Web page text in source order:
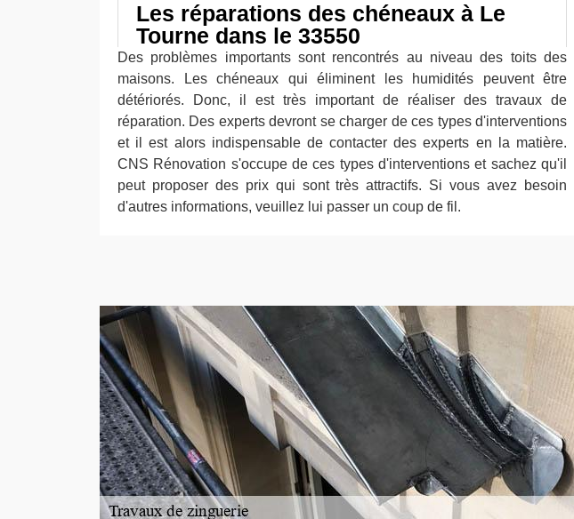
Les réparations des chéneaux à Le
Tourne dans le 33550
Des problèmes importants sont rencontrés au niveau des toits des
maisons. Les chéneaux qui éliminent les humidités peuvent être
détériorés. Donc, il est très important de réaliser des travaux de
réparation. Des experts devront se charger de ces types d'interventions
et il est alors indispensable de contacter des experts en la matière.
CNS Rénovation s'occupe de ces types d'interventions et sachez qu'il
peut proposer des prix qui sont très attractifs. Si vous avez besoin
d'autres informations, veuillez lui passer un coup de fil.